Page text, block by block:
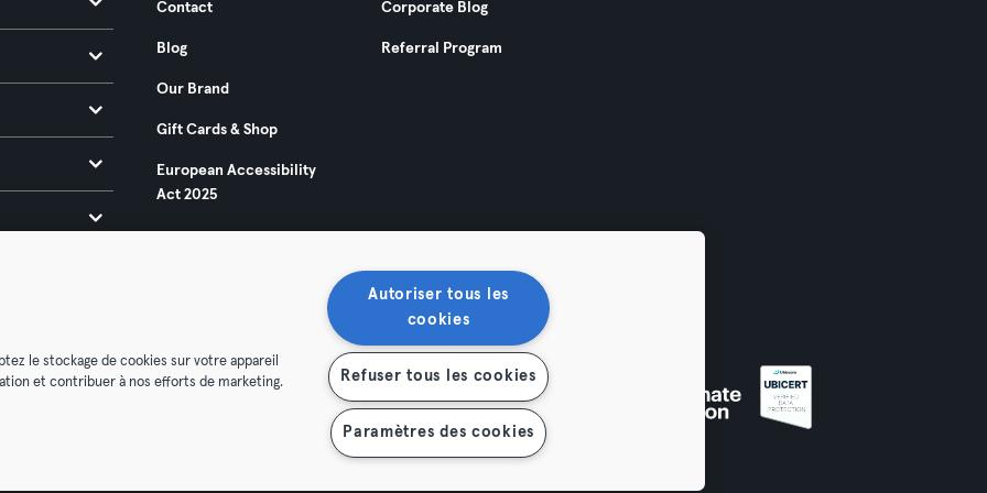
Contact
Blog
Our Brand
Gift Cards & Shop
European Accessibility
Act 2025
Corporate Blog
Referral Program
Privacy Imprint Terminate contracts here
le stockage de cookies sur votre appareil
et contribuer à nos efforts de marketing.
Autoriser tous les
cookies
Refuser tous les cookies
Paramètres des cookies